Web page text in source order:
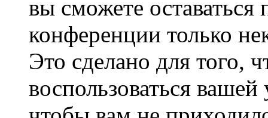
вы сможете
конференции только
Это сделано для того,
воспользоваться